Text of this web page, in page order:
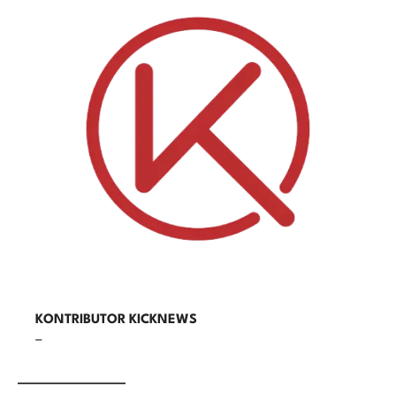
KONTRIBUTOR KICKNEWS
–